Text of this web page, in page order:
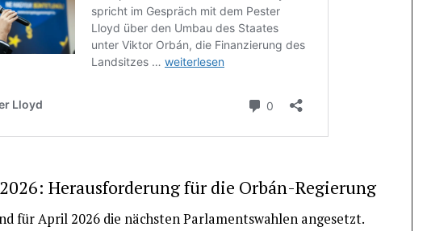
Herausforderung für die Orbán-Regierung
für April 2026 die nächsten Parlamentswahlen angesetzt.